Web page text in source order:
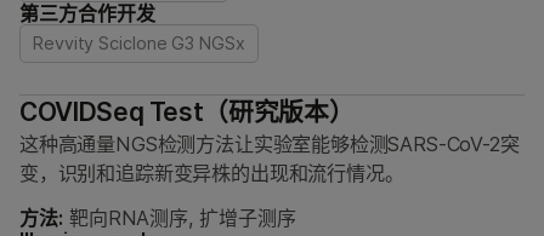
第三方合作开发
Revvity Sciclone G3 NGSx
COVIDSeq Test（研究版本）
这种高通量NGS检测方法让实验室能够检测SARS-CoV-2突
变，识别和追踪新变异株的出现和流行情况。
方法: 靶向RNA测序, 扩增子测序